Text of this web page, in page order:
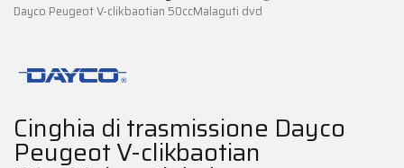
Dayco Peugeot V-clikbaotian 50ccMalaguti dvd
Cinghia di trasmissione Dayco
Peugeot V-clikbaotian